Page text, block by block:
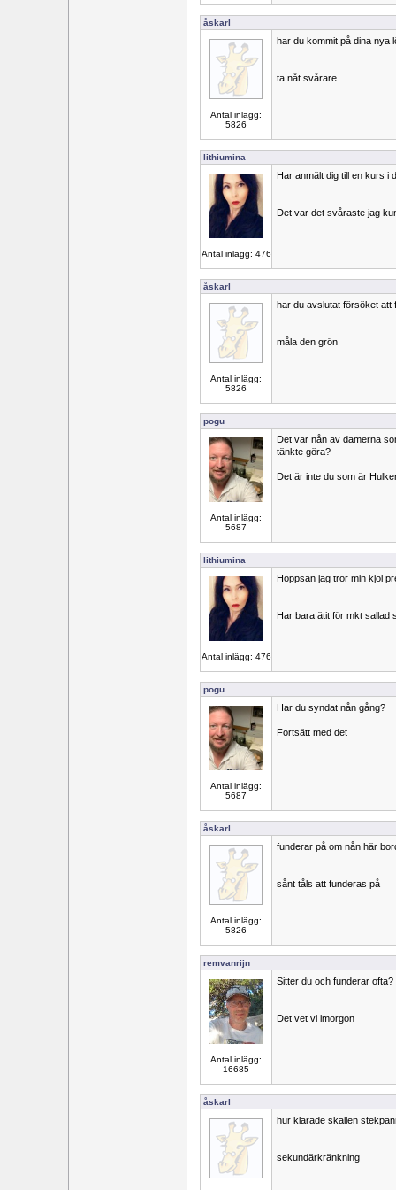
åskarl
Antal inlägg:
5826
har du kommit på dina nya
ta nåt svårare
lithiumina
Antal inlägg: 476
Har anmält dig till en kurs i
Det var det svåraste jag
åskarl
Antal inlägg:
5826
har du avslutat försöket att
måla den grön
pogu
Antal inlägg:
5687
Det var nån av damerna
tänkte göra?
Det är inte du som är
lithiumina
Antal inlägg: 476
Hoppsan jag tror min kjol
Har bara ätit för mkt sallad
pogu
Antal inlägg:
5687
Har du syndat nån gång?
Fortsätt med det
åskarl
Antal inlägg:
5826
funderar på om nån här
sånt tåls att funderas på
remvanrijn
Antal inlägg:
16685
Sitter du och funderar ofta?
Det vet vi imorgon
åskarl
hur klarade skallen
sekundärkränkning